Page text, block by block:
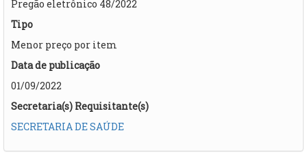
Pregão eletrônico 48/2022
Tipo
Menor preço por item
Data de publicação
01/09/2022
Secretaria(s) Requisitante(s)
SECRETARIA DE SAÚDE